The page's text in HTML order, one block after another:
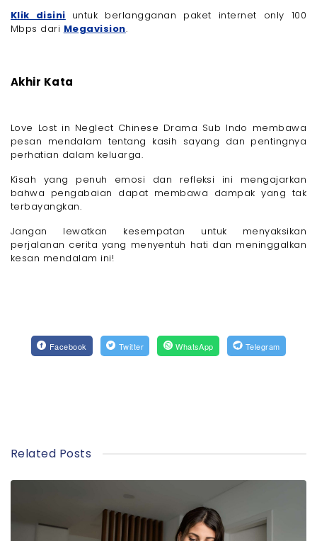
Klik disini untuk berlangganan paket internet only 100
Mbps dari Megavision.
Akhir Kata
Love Lost in Neglect Chinese Drama Sub Indo membawa
pesan mendalam tentang kasih sayang dan pentingnya
perhatian dalam keluarga.
Kisah yang penuh emosi dan refleksi ini mengajarkan
bahwa pengabaian dapat membawa dampak yang tak
terbayangkan.
Jangan lewatkan kesempatan untuk menyaksikan
perjalanan cerita yang menyentuh hati dan meninggalkan
kesan mendalam ini!
Facebook Twitter WhatsApp Telegram
Related Posts